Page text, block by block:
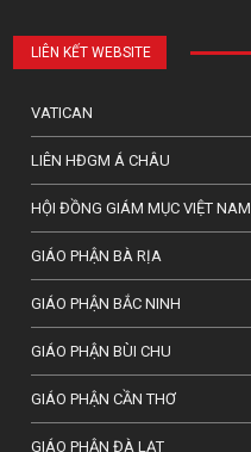
LIÊN KẾT WEBSITE
VATICAN
LIÊN HĐGM Á CHÂU
HỘI ĐỒNG GIÁM MỤC VIỆT NAM
GIÁO PHẬN BÀ RỊA
GIÁO PHẬN BẮC NINH
GIÁO PHẬN BÙI CHU
GIÁO PHẬN CẦN THƠ
GIÁO PHẬN ĐÀ LẠT